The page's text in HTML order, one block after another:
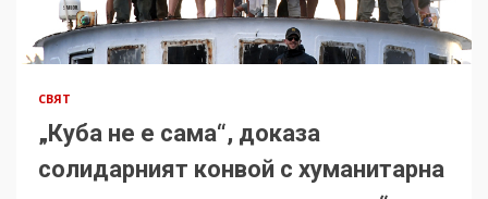
СВЯТ
„Куба не е сама“, доказа
солидарният конвой с хуманитарна